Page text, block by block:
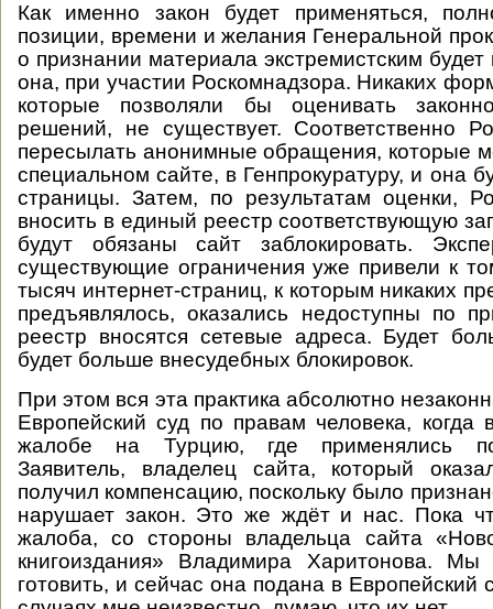
Как именно закон будет применяться,
позиции, времени и желания Генеральной
о признании материала экстремистским
она, при участии Роскомнадзора. Никаких
которые позволяли бы оценивать
решений, не существует. Соответственно
пересылать анонимные обращения, которые
специальном сайте, в Генпрокуратуру, и она
страницы. Затем, по результатам оценки,
вносить в единый реестр соответствующую
будут обязаны сайт заблокировать.
существующие ограничения уже привели к
тысяч интернет-страниц, к которым никаких
предъявлялось, оказались недоступны по
реестр вносятся сетевые адреса. Будет
будет больше внесудебных блокировок.
При этом вся эта практика абсолютно
Европейский суд по правам человека,
жалобе на Турцию, где применялись
Заявитель, владелец сайта, который
получил компенсацию, поскольку было
нарушает закон. Это же ждёт и нас. Пока
жалоба, со стороны владельца сайта
книгоиздания» Владимира Харитонова.
готовить, и сейчас она подана в Европейский